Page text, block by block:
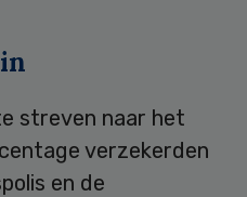
streven naar het
verzekerden
en de